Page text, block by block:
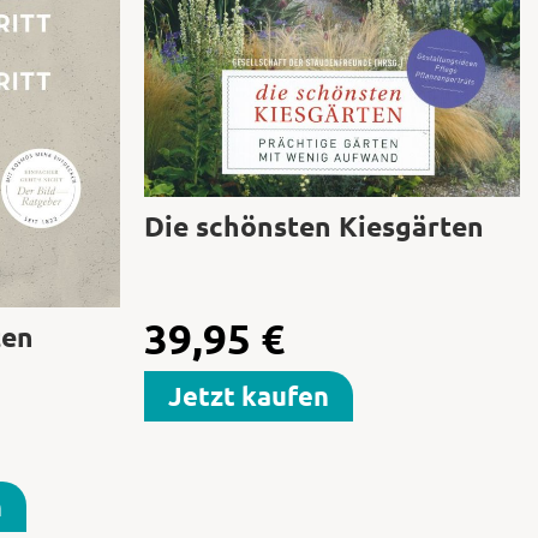
Die schönsten Kiesgärten
39,95 €
Jetzt kaufen